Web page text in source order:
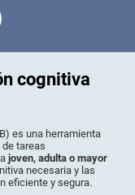
cognitiva
es una herramienta
tareas
joven, adulta o mayor
necesaria y las
eficiente y segura.